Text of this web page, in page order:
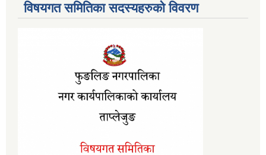
विषयगत समितिका सदस्यहरुको विवरण